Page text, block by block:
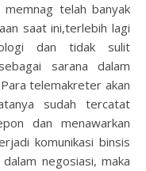
telah banyak
saat ini,terlebih lagi
dan tidak sulit
sarana dalam
telemakreter akan
sudah tercatat
dan menawarkan
komunikasi binsis
dalam negosiasi, maka